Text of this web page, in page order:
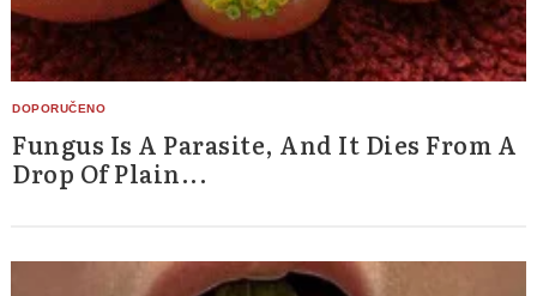
Fungus Is A Parasite, And It Dies From A
Drop Of Plain...